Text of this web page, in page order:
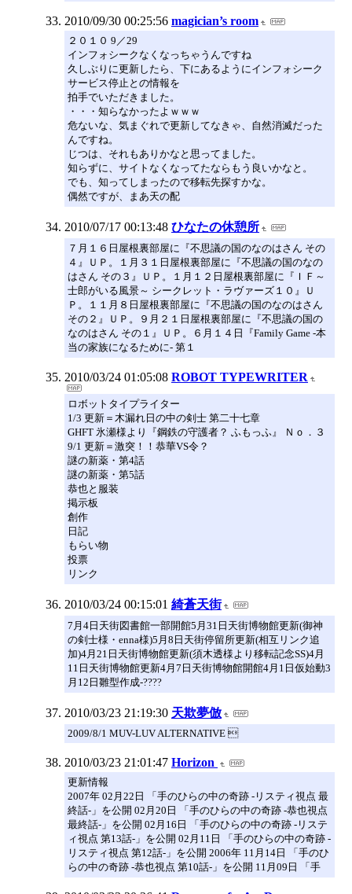
2010/09/30 00:25:56 magician’s room
２０１０ 9／29
インフォシークなくなっちゃうんですね
久しぶりに更新したら、下にあるようにインフォシーク
サービス停止との情報を
拍手でいただきました。
・・・知らなかったよｗｗｗ
危ないな、気まぐれで更新してなきゃ、自然消滅だった
んですね。
じつは、それもありかなと思ってました。
知らずに、サイトなくなってたならもう良いかなと。
でも、知ってしまったので移転先探すかな。
偶然ですが、まあ天の配
2010/07/17 00:13:48 ひなたの休憩所
７月１６日屋根裏部屋に『不思議の国のなのはさん その
４』ＵＰ。１月３１日屋根裏部屋に『不思議の国のなの
はさん その３』ＵＰ。１月１２日屋根裏部屋に『ＩＦ～
士郎がいる風景～ シークレット・ラヴァーズ１０』Ｕ
Ｐ。１１月８日屋根裏部屋に『不思議の国のなのはさん
その２』ＵＰ。９月２１日屋根裏部屋に『不思議の国の
なのはさん その１』ＵＰ。６月１４日『Family Game -本
当の家族になるために- 第１
2010/03/24 01:05:08 ROBOT TYPEWRITER
ロボットタイプライター
1/3 更新＝木漏れ日の中の剣士 第二十七章
GHFT 氷瀬様より『鋼鉄の守護者？ ふもっふ』 Ｎｏ．３
9/1 更新＝激突！！恭華VS令？
謎の新薬・第4話
謎の新薬・第5話
恭也と服装
掲示板
創作
日記
もらい物
投票
リンク
2010/03/24 00:15:01 綺蒼天街
7月4日天街図書館一部開館5月31日天街博物館更新(御神
の剣士様・enna様)5月8日天街停留所更新(相互リンク追
加)4月21日天街博物館更新(須木透様より移転記念SS)4月
11日天街博物館更新4月7日天街博物館開館4月1日仮始動3
月12日雛型作成-????
2010/03/23 21:19:30 天欺夢倣
2009/8/1 MUV-LUV ALTERNATIVE 
2010/03/23 21:01:47 Horizon
更新情報
2007年 02月22日 「手のひらの中の奇跡 -リスティ視点 最
終話-」を公開 02月20日 「手のひらの中の奇跡 -恭也視点
最終話-」を公開 02月16日 「手のひらの中の奇跡 -リステ
ィ視点 第13話-」を公開 02月11日 「手のひらの中の奇跡 -
リスティ視点 第12話-」を公開 2006年 11月14日 「手のひ
らの中の奇跡 -恭也視点 第10話-」を公開 11月09日 「手